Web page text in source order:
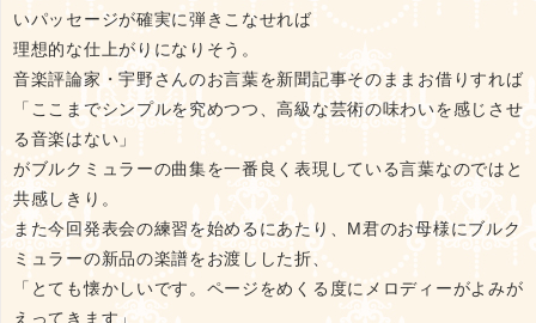
いパッセージが確実に弾きこなせれば
理想的な仕上がりになりそう。
音楽評論家・宇野さんのお言葉を新聞記事そのままお借りすれば
「ここまでシンプルを究めつつ、高級な芸術の味わいを感じさせ
る音楽はない」
がブルクミュラーの曲集を一番良く表現している言葉なのではと
共感しきり。
また今回発表会の練習を始めるにあたり、M君のお母様にブルク
ミュラーの新品の楽譜をお渡しした折、
「とても懐かしいです。ページをめくる度にメロディーがよみが
えってきます」